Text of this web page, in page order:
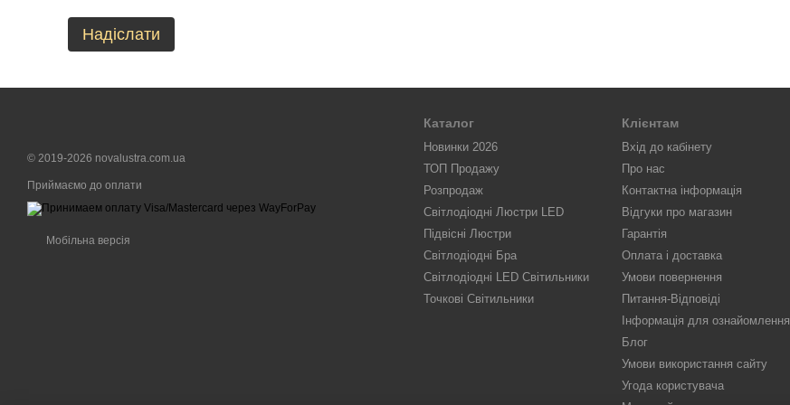
Надіслати
© 2019-2026 novalustra.com.ua
Приймаємо до оплати
Мобільна версія
Каталог
Новинки 2026
ТОП Продажу
Розпродаж
Світлодіодні Люстри LED
Підвісні Люстри
Світлодіодні Бра
Світлодіодні LED Світильники
Точкові Світильники
Клієнтам
Вхід до кабінету
Про нас
Контактна інформація
Відгуки про магазин
Гарантія
Оплата і доставка
Умови повернення
Питання-Відповіді
Інформація для ознайомлення
Блог
Умови використання сайту
Угода користувача